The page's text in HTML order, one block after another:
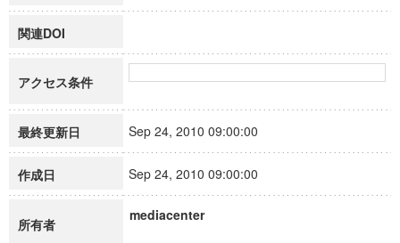
関連DOI
アクセス条件
最終更新日 Sep 24, 2010 09:00:00
作成日 Sep 24, 2010 09:00:00
所有者
mediacenter